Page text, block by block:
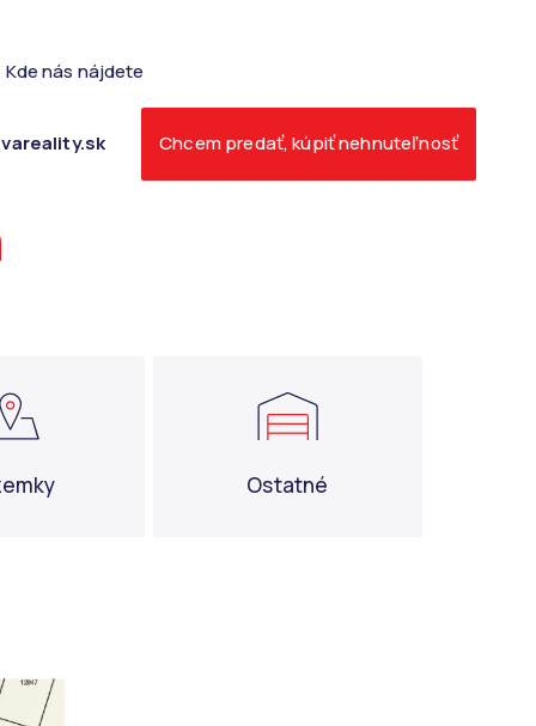
Kde nás nájdete
Chcem predať, kúpiť nehnuteľnosť
Ostatné